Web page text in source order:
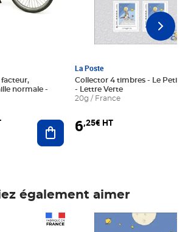
facteur,
Ajouter au panier
La Poste
Collector 4 timbres - Le Petit
- Lettre Verte
20g / France
6,25€ HT
également aimer
Prix 6,25€ HT